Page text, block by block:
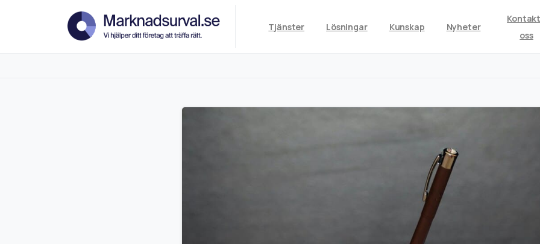
Tjänster Lösningar Kunskap Nyheter
oss